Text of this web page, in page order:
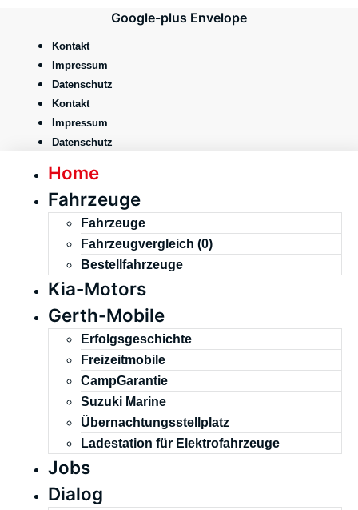
springen
Google-plus Envelope
Kontakt
Impressum
Datenschutz
Kontakt
Impressum
Datenschutz
Home
Fahrzeuge
Fahrzeuge
Fahrzeugvergleich (0)
Bestellfahrzeuge
Kia-Motors
Gerth-Mobile
Erfolgsgeschichte
Freizeitmobile
CampGarantie
Suzuki Marine
Übernachtungsstellplatz
Ladestation für Elektrofahrzeuge
Jobs
Dialog